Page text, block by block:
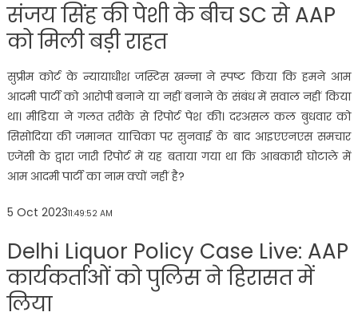
संजय सिंह की पेशी के बीच SC से AAP
को मिली बड़ी राहत
सुप्रीम कोर्ट के न्यायाधीश जस्टिस खन्ना ने स्पष्ट किया कि हमने आम
आदमी पार्टी को आरोपी बनाने या नहीं बनाने के संबंध में सवाल नहीं किया
था। मीडिया ने गलत तरीके से रिपोर्ट पेश की। दरअसल कल बुधवार को
सिसोदिया की जमानत याचिका पर सुनवाई के बाद आइएएनएस समचार
एजेंसी के द्वारा जारी रिपोर्ट में यह बताया गया था कि आबकारी घोटाले में
आम आदमी पार्टी का नाम क्यों नहीं है?
5 Oct 202311:49:52 AM
Delhi Liquor Policy Case Live: AAP
कार्यकर्ताओं को पुलिस ने हिरासत में
लिया